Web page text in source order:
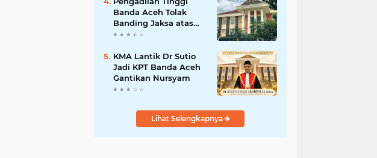
Banda Aceh Tolak
Banding Jaksa atas
Putusan Bebas Kasus
KMA Lantik Dr Sutio
Jadi KPT Banda Aceh
Gantikan Nursyam
Lihat Selengkapnya